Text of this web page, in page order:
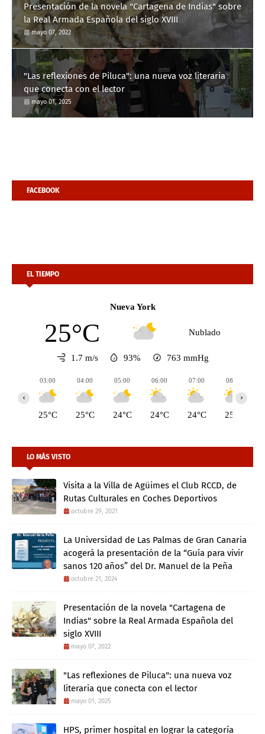
Presentación de la novela "Cartagena de Indias" sobre
la Real Armada Española del siglo XVIII
mayo 07, 2022
"Las reflexiones de Piluca": una nueva voz literaria
que conecta con el lector
mayo 01, 2025
FACEBOOK
EL TIEMPO
Nueva York
25°C Nublado
1.7 m/s 93% 763 mmHg
03:00
25°C
04:00
25°C
05:00
24°C
06:00
24°C
07:00
24°C
08:00
25°C
‹ ›
LO MÁS VISTO
Visita a la Villa de Agüimes el Club RCCD, de
Rutas Culturales en Coches Deportivos
octubre 29, 2021
La Universidad de Las Palmas de Gran Canaria
acogerá la presentación de la “Guía para vivir
sanos 120 años” del Dr. Manuel de la Peña
octubre 21, 2024
Presentación de la novela "Cartagena de
Indias" sobre la Real Armada Española del
siglo XVIII
mayo 07, 2022
"Las reflexiones de Piluca": una nueva voz
literaria que conecta con el lector
mayo 01, 2025
HPS, primer hospital en lograr la categoría